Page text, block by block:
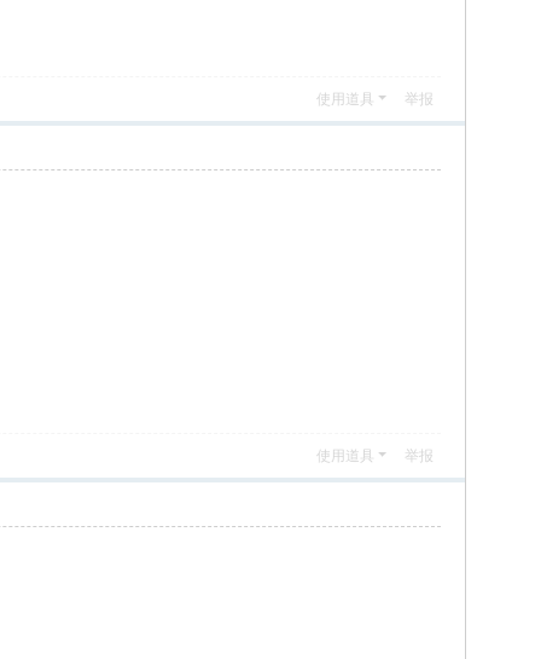
使用道具 举报
使用道具 举报